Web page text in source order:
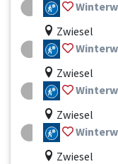
Zwiesel
Zwiesel
Zwiesel
Zwiesel